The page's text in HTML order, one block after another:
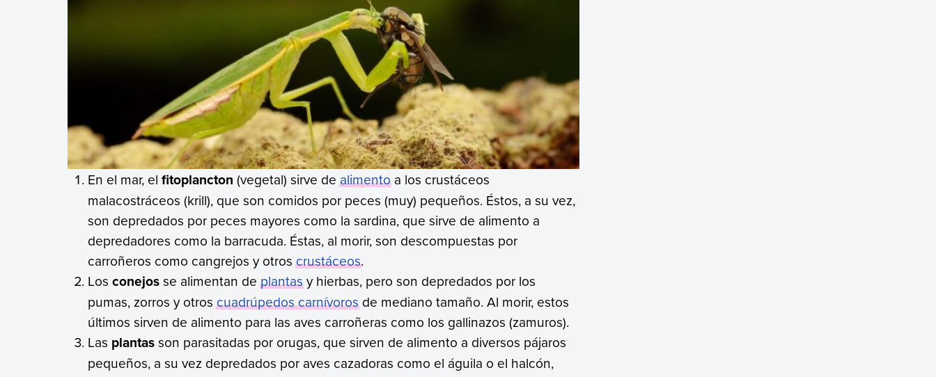
En el mar, elfitoplancton (vegetal) sirve dealimentoa los crustáceos
malacostráceos (krill), que son comidos por peces (muy) pequeños. Éstos, a su vez,
son depredados por peces mayores como la sardina, que sirve de alimento a
depredadores como la barracuda. Éstas, al morir, son descompuestas por
carroñeros como cangrejos y otroscrustáceos.
Losconejosse alimentan deplantasy hierbas, pero son depredados por los
pumas, zorros y otroscuadrúpedos carnívorosde mediano tamaño. Al morir, estos
últimos sirven de alimento para las aves carroñeras como los gallinazos (zamuros).
Las plantasson parasitadas por orugas, que sirven de alimento a diversos pájaros
pequeños, a su vez depredados por aves cazadoras como el águila o el halcón,